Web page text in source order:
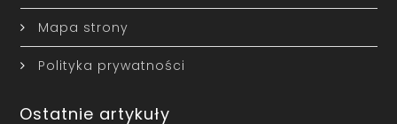
Mapa strony
Polityka prywatności
Ostatnie artykuły